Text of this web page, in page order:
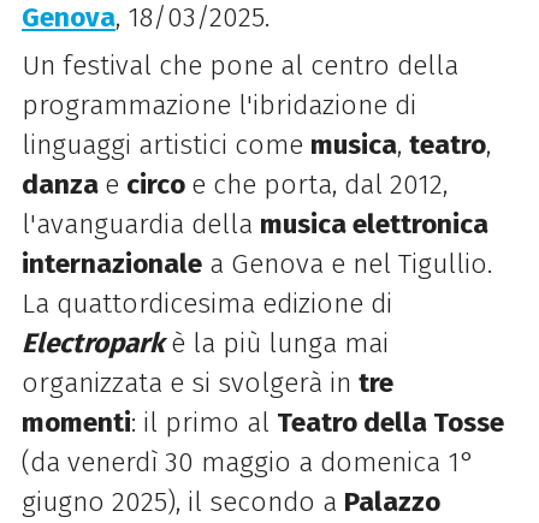
Genova, 18/03/2025.
Un festival che pone al centro della
programmazione l'ibridazione di
linguaggi artistici come musica, teatro,
danza e circo e che porta, dal 2012,
l'avanguardia della musica elettronica
internazionalea Genova e nel Tigullio.
La quattordicesima edizione di
Electropark è la più lunga mai
organizzata e si svolgerà in tre
momenti: il primo al Teatro della Tosse
(da venerdì 30 maggio a domenica 1°
giugno 2025), il secondo a Palazzo